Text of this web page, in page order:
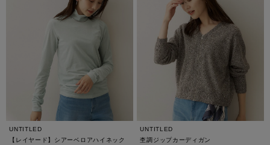
UNTITLED
【レイヤード】シアーベロアハイネック
UNTITLED
杢調ジップカーディガン